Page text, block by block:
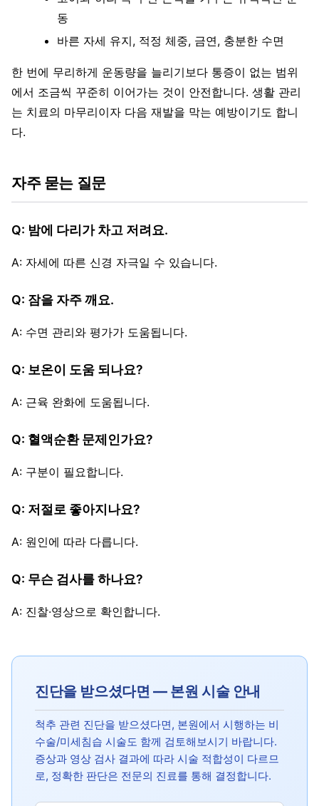
동
바른 자세 유지, 적정 체중, 금연, 충분한 수면
한 번에 무리하게 운동량을 늘리기보다 통증이 없는 범위
에서 조금씩 꾸준히 이어가는 것이 안전합니다. 생활 관리
는 치료의 마무리이자 다음 재발을 막는 예방이기도 합니
다.
자주 묻는 질문
Q: 밤에 다리가 차고 저려요.
A: 자세에 따른 신경 자극일 수 있습니다.
Q: 잠을 자주 깨요.
A: 수면 관리와 평가가 도움됩니다.
Q: 보온이 도움 되나요?
A: 근육 완화에 도움됩니다.
Q: 혈액순환 문제인가요?
A: 구분이 필요합니다.
Q: 저절로 좋아지나요?
A: 원인에 따라 다릅니다.
Q: 무슨 검사를 하나요?
A: 진찰·영상으로 확인합니다.
진단을 받으셨다면 — 본원 시술 안내
척추 관련 진단을 받으셨다면, 본원에서 시행하는 비
수술/미세침습 시술도 함께 검토해보시기 바랍니다.
증상과 영상 검사 결과에 따라 시술 적합성이 다르므
로, 정확한 판단은 전문의 진료를 통해 결정합니다.